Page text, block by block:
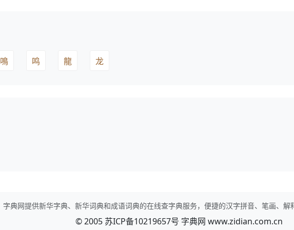
鳴 鸣 龍 龙
字典网提供新华字典、新华词典和成语词典的在线查字典服务，便捷的汉字拼音、笔画、解
© 2005 苏ICP备10219657号 字典网 www.zidian.com.cn